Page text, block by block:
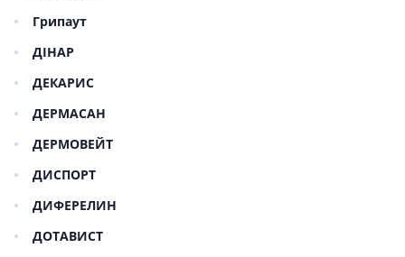
Грипаут
ДІНАР
ДЕКАРИС
ДЕРМАСАН
ДЕРМОВЕЙТ
ДИСПОРТ
ДИФЕРЕЛИН
ДОТАВИСТ